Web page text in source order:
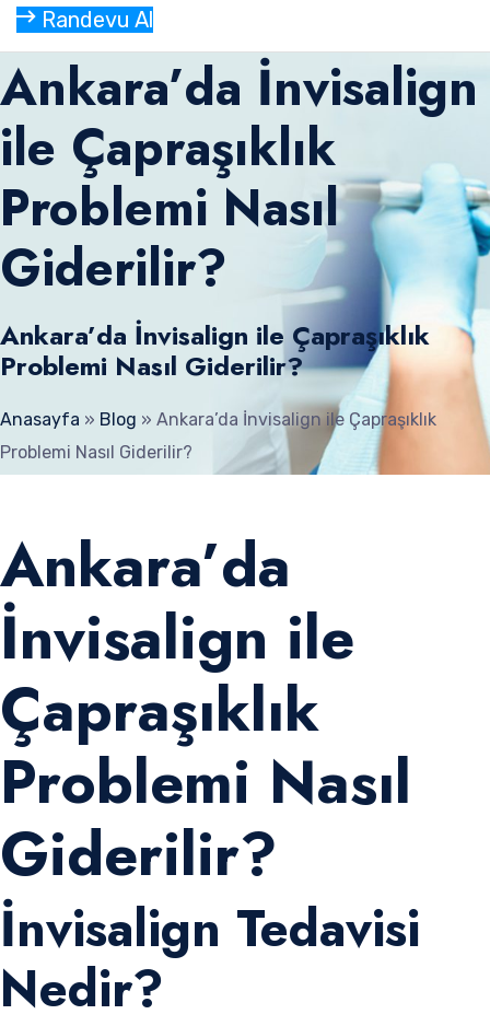
Randevu Al
Ankara’da İnvisalign
ile Çapraşıklık
Problemi Nasıl
Giderilir?
Ankara’da İnvisalign ile Çapraşıklık
Problemi Nasıl Giderilir?
Anasayfa » Blog » Ankara’da İnvisalign ile Çapraşıklık
Problemi Nasıl Giderilir?
Ankara’da
İnvisalign ile
Çapraşıklık
Problemi Nasıl
Giderilir?
İnvisalign Tedavisi
Nedir?